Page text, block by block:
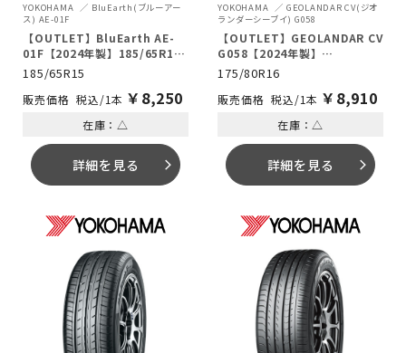
YOKOHAMA
BluEarth(ブルーアー
ス) AE-01F
【OUTLET】BluEarth AE-
01F【2024年製】185/65R15
88S
185/65R15
税込/1本 ￥ 8,250
在庫：△
詳細を見る arrow_forward_ios
YOKOHAMA
GEOLANDAR CV(ジオ
ランダーシーブイ) G058
【OUTLET】GEOLANDAR CV
G058【2024年製】
175/80R16 91S
175/80R16
税込/1本 ￥ 8,910
在庫：△
詳細を見る arrow_forward_ios